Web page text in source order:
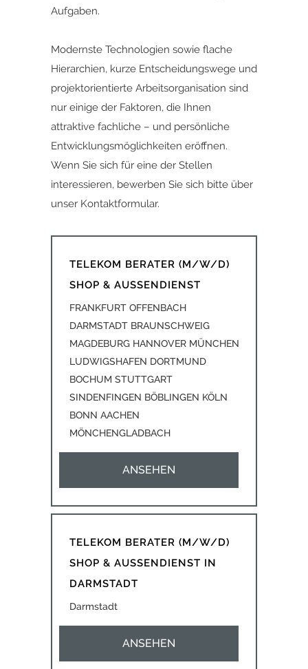
Aufgaben.
Modernste Technologien sowie flache
Hierarchien, kurze Entscheidungswege und
projektorientierte Arbeitsorganisation sind
nur einige der Faktoren, die Ihnen
attraktive fachliche – und persönliche
Entwicklungsmöglichkeiten eröffnen.
Wenn Sie sich für eine der Stellen
interessieren, bewerben Sie sich bitte über
unser Kontaktformular.
TELEKOM BERATER (M/W/D)
SHOP & AUSSENDIENST
FRANKFURT OFFENBACH
DARMSTADT BRAUNSCHWEIG
MAGDEBURG HANNOVER MÜNCHEN
LUDWIGSHAFEN DORTMUND
BOCHUM STUTTGART
SINDENFINGEN BÖBLINGEN KÖLN
BONN AACHEN
MÖNCHENGLADBACH
ANSEHEN
TELEKOM BERATER (M/W/D)
SHOP & AUSSENDIENST IN
DARMSTADT
Darmstadt
ANSEHEN